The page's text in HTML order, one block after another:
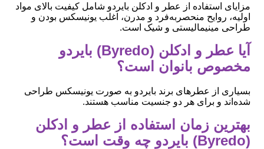
مزایای استفاده از عطر و ادکلن بایردو شامل کیفیت بالای مواد
اولیه، روایح منحصربه‌فرد و مدرن، اغلب یونیسکس بودن و
طراحی مینیمالیستی و شیک است.
آیا عطر و ادکلن (Byredo) بایردو
مخصوص بانوان است؟
بسیاری از عطرهای برند بایردو به صورت یونیسکس طراحی
شده‌اند و برای هر دو جنسیت مناسب هستند.
بهترین زمان استفاده از عطر و ادکلن
(Byredo) بایردو چه وقت است؟